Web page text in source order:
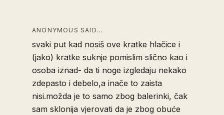
ANONYMOUS SAID…
svaki put kad nosiš ove kratke hlačice i
(jako) kratke suknje pomislim slično kao i
osoba iznad- da ti noge izgledaju nekako
zdepasto i debelo,a inače to zaista
nisi.možda je to samo zbog balerinki, čak
sam sklonija vjerovati da je zbog obuće